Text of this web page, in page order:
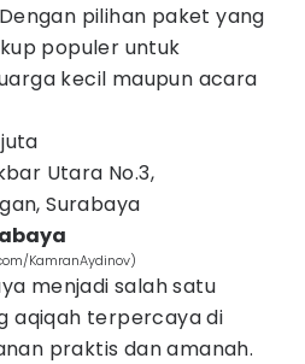
pilihan paket yang
populer untuk
kecil maupun acara
Utara No.3,
Surabaya
KamranAydinov)
menjadi salah satu
aqiqah terpercaya di
praktis dan amanah.